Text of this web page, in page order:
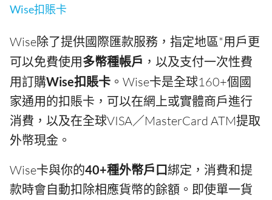
Wise扣賬卡
Wise除了提供國際匯款服務，指定地區*用戶更
可以免費使用多幣種帳戶 ，以及支付一次性費
用訂購Wise扣賬卡 。Wise卡是全球160+個國
家通用的扣賬卡，可以在網上或實體商戶進行
消費，以及在全球VISA／MasterCard ATM提取
外幣現金。
Wise卡與你的40+種外幣戶口綁定，消費和提
款時會自動扣除相應貨幣的餘額。即使單一貨